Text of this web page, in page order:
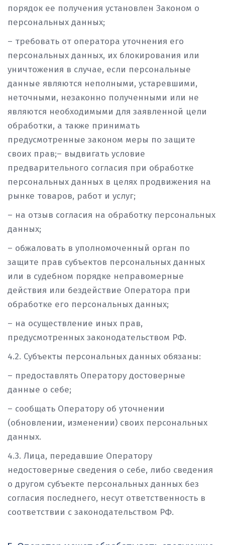
порядок ее получения установлен Законом о
персональных данных;
– требовать от оператора уточнения его
персональных данных, их блокирования или
уничтожения в случае, если персональные
данные являются неполными, устаревшими,
неточными, незаконно полученными или не
являются необходимыми для заявленной цели
обработки, а также принимать
предусмотренные законом меры по защите
своих прав;– выдвигать условие
предварительного согласия при обработке
персональных данных в целях продвижения на
рынке товаров, работ и услуг;
– на отзыв согласия на обработку персональных
данных;
– обжаловать в уполномоченный орган по
защите прав субъектов персональных данных
или в судебном порядке неправомерные
действия или бездействие Оператора при
обработке его персональных данных;
– на осуществление иных прав,
предусмотренных законодательством РФ.
4.2. Субъекты персональных данных обязаны:
– предоставлять Оператору достоверные
данные о себе;
– сообщать Оператору об уточнении
(обновлении, изменении) своих персональных
данных.
4.3. Лица, передавшие Оператору
недостоверные сведения о себе, либо сведения
о другом субъекте персональных данных без
согласия последнего, несут ответственность в
соответствии с законодательством РФ.